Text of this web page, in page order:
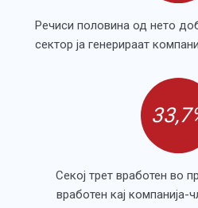
Речиси половина од нето
сектор ја генерираат
Секој трет вработен во
вработен кај компанија-